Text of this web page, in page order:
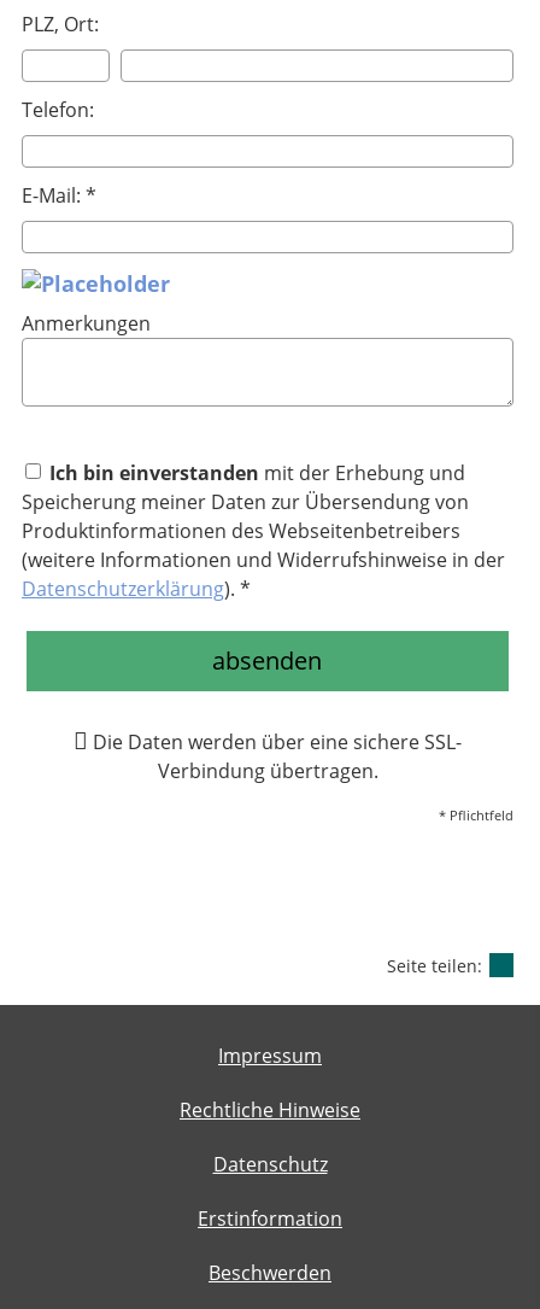
PLZ, Ort:
Telefon:
E-Mail: *
Anmerkungen
Ich bin einverstanden mit der Erhebung und
Speicherung meiner Daten zur Übersendung von
Produktinformationen des Webseitenbetreibers
(weitere Informationen und Widerrufshinweise in der
Datenschutzerklärung). *
absenden
Die Daten werden über eine sichere SSL-
Verbindung übertragen.
* Pflichtfeld
Seite teilen:
Impressum
Rechtliche Hinweise
Datenschutz
Erstinformation
Beschwerden